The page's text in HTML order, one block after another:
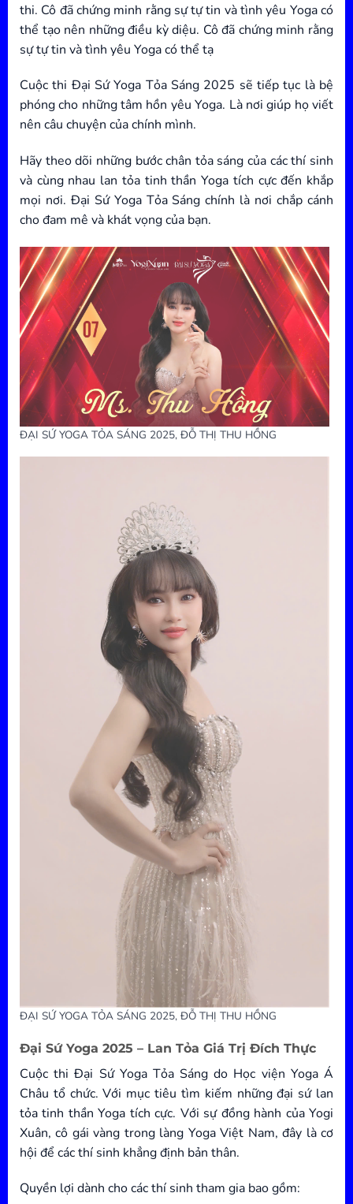
thi. Cô đã chứng minh rằng sự tự tin và tình yêu Yoga có
thể tạo nên những điều kỳ diệu. Cô đã chứng minh rằng
sự tự tin và tình yêu Yoga có thể tạ
Cuộc thi Đại Sứ Yoga Tỏa Sáng 2025 sẽ tiếp tục là bệ
phóng cho những tâm hồn yêu Yoga. Là nơi giúp họ viết
nên câu chuyện của chính mình.
Hãy theo dõi những bước chân tỏa sáng của các thí sinh
và cùng nhau lan tỏa tinh thần Yoga tích cực đến khắp
mọi nơi. Đại Sứ Yoga Tỏa Sáng chính là nơi chắp cánh
cho đam mê và khát vọng của bạn.
ĐẠI SỨ YOGA TỎA SÁNG 2025, ĐỖ THỊ THU HỒNG
ĐẠI SỨ YOGA TỎA SÁNG 2025, ĐỖ THỊ THU HỒNG
Đại Sứ Yoga 2025 – Lan Tỏa Giá Trị Đích Thực
Cuộc thi Đại Sứ Yoga Tỏa Sáng do Học viện Yoga Á
Châu tổ chức. Với mục tiêu tìm kiếm những đại sứ lan
tỏa tinh thần Yoga tích cực. Với sự đồng hành của Yogi
Xuân, cô gái vàng trong làng Yoga Việt Nam, đây là cơ
hội để các thí sinh khẳng định bản thân.
Quyền lợi dành cho các thí sinh tham gia bao gồm: